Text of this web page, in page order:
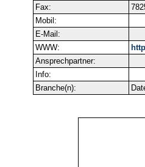
Fax:
Mobil:
E-Mail:
WWW:
Ansprechpartner:
Info:
Branche(n):